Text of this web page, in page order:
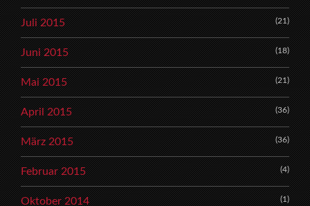
Juli 2015 (21)
Juni 2015 (18)
Mai 2015 (21)
April 2015 (36)
März 2015 (36)
Februar 2015 (4)
Oktober 2014 (1)